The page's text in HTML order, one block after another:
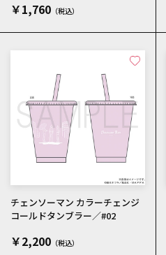
￥1,760
チェンソーマン カラーチェンジ
コールドタンブラー／#02
￥2,200